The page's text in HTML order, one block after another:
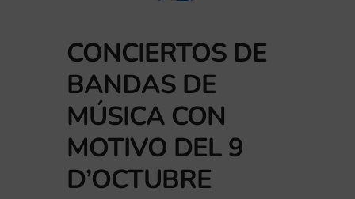
CONCIERTOS DE
BANDAS DE
MÚSICA CON
MOTIVO DEL 9
D’OCTUBRE